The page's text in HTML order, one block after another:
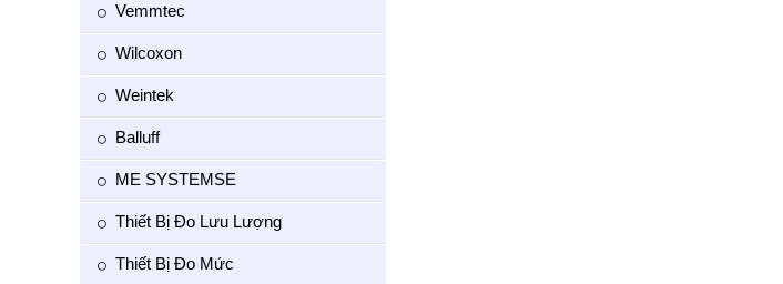
Vemmtec
Wilcoxon
Weintek
Balluff
ME SYSTEMSE
Thiết Bị Đo Lưu Lượng
Thiết Bị Đo Mức